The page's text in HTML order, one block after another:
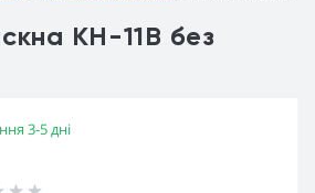
KH-11B без
3-5 дні